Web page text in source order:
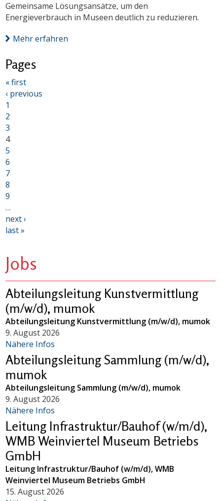
Gemeinsame Lösungsansätze, um den
Energieverbrauch in Museen deutlich zu reduzieren.
Mehr erfahren
Pages
« first
‹ previous
1
2
3
4
5
6
7
8
9
…
next ›
last »
Jobs
Abteilungsleitung Kunstvermittlung
(m/w/d), mumok
Abteilungsleitung Kunstvermittlung (m/w/d), mumok
9. August 2026
Nähere Infos
Abteilungsleitung Sammlung (m/w/d),
mumok
Abteilungsleitung Sammlung (m/w/d), mumok
9. August 2026
Nähere Infos
Leitung Infrastruktur/Bauhof (w/m/d),
WMB Weinviertel Museum Betriebs
GmbH
Leitung Infrastruktur/Bauhof (w/m/d), WMB
Weinviertel Museum Betriebs GmbH
15. August 2026